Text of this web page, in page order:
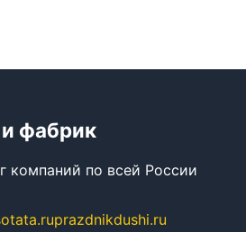
фабрик
компаний по всей России
prazdnikdushi.ru